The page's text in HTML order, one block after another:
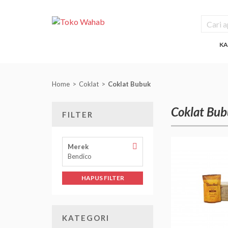
Home Coklat Coklat Bubuk
FILTER
Merek
Bendico
HAPUS FILTER
KATEGORI
Coklat